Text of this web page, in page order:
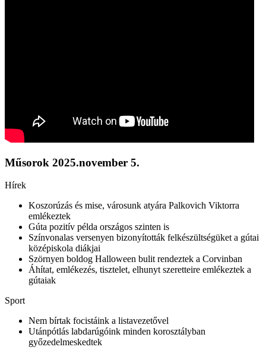
Műsorok 2025.november 5.
Hírek
Koszorúzás és mise, városunk atyára Palkovich Viktorra
emlékeztek
Gúta pozitív példa országos szinten is
Színvonalas versenyen bizonyították felkészültségüket a gútai
középiskola diákjai
Szörnyen boldog Halloween bulit rendeztek a Corvinban
Áhítat, emlékezés, tisztelet, elhunyt szeretteire emlékeztek a
gútaiak
Sport
Nem bírtak focistáink a listavezetővel
Utánpótlás labdarúgóink minden korosztályban
győzedelmeskedtek